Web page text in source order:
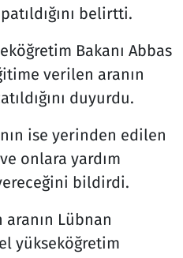
belirtti.
Bakanı Abbas
verilen aranın
duyurdu.
ise yerinden edilen
onlara yardım
bildirdi.
Lübnan
yükseköğretim